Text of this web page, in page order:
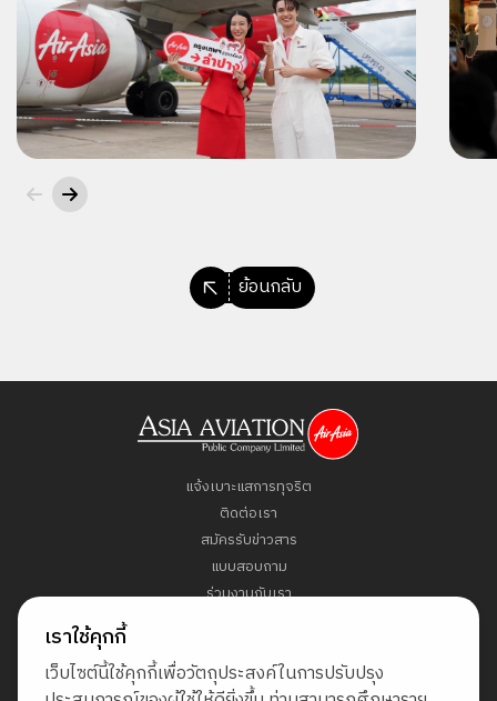
เราใช้คุกกี้
เว็บไซต์นี้ใช้คุกกี้เพื่อวัตถุประสงค์ในการปรับปรุง
ย้อนกลับ
แจ้งเบาะแสการทุจริต
ติดต่อเรา
สมัครรับข่าวสาร
แบบสอบถาม
ร่วมงานกับเรา
แผนผังเว็บไซต์